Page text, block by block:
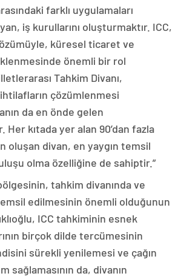
farklı uygulamaları
iş kurullarını oluşturmaktır. ICC,
küresel ticaret ve
önemli bir rol
Tahkim Divanı,
çözümlenmesi
da en önde gelen
kıtada yer alan 90’dan fazla
oluşan divan, en yaygın temsil
olma özelliğine de sahiptir.”
tahkim divanında ve
edilmesinin önemli olduğunun
ICC tahkiminin esnek
birçok dilde tercümesinin
sürekli yenilemesi ve çağın
sağlamasının da, divanın